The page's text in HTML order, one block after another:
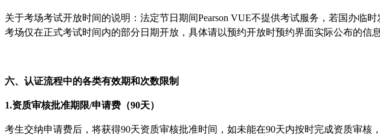
关于考场考试开放时间的说明：法定节日期间Pearson VUE不提供考试服务，若国办
考场仅在正式考试时间内的部分日期开放，具体请以预约开放时预约界面实际公布的
六、认证流程中的各类有效期和次数限制
1.资质审核批准期限/申请费（90天）
考生交纳申请费后，将获得90天资质审核批准时间，如未能在90天内按时完成资质审